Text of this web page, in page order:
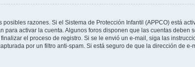
razones. Si el Sistema de Protección Infantil (APPCO) está
activar la cuenta. Algunos foros disponen que las cuentas deben
el proceso de registro. Si se le envió un e-mail, siga las
por un filtro anti-spam. Si está seguro de que la dirección de